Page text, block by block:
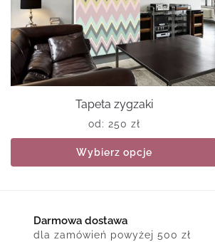
Tapeta zygzaki
od: 250 zł
Wybierz opcje
Darmowa dostawa
dla zamówień powyżej 500 zł